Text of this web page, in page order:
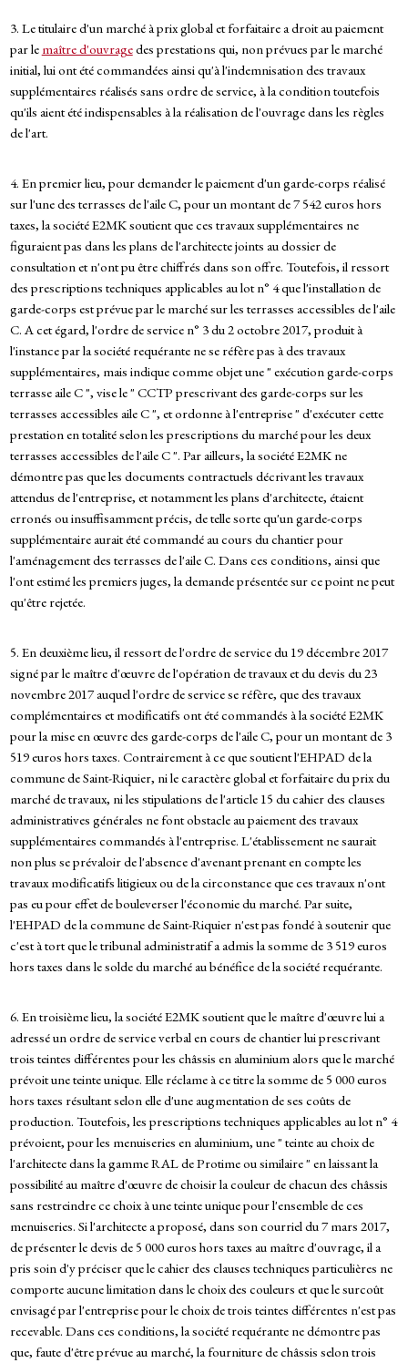
3. Le titulaire d'un marché à prix global et forfaitaire a droit au paiement
par le maître d'ouvragedes prestations qui, non prévues par le marché
initial, lui ont été commandées ainsi qu'à l'indemnisation des travaux
supplémentaires réalisés sans ordre de service, à la condition toutefois
qu'ils aient été indispensables à la réalisation de l'ouvrage dans les règles
de l'art.
4. En premier lieu, pour demander le paiement d'un garde-corps réalisé
sur l'une des terrasses de l'aile C, pour un montant de 7 542 euros hors
taxes, la société E2MK soutient que ces travaux supplémentaires ne
figuraient pas dans les plans de l'architecte joints au dossier de
consultation et n'ont pu être chiffrés dans son offre. Toutefois, il ressort
des prescriptions techniques applicables au lot n° 4 que l'installation de
garde-corps est prévue par le marché sur les terrasses accessibles de l'aile
C. A cet égard, l'ordre de service n° 3 du 2 octobre 2017, produit à
l'instance par la société requérante ne se réfère pas à des travaux
supplémentaires, mais indique comme objet une " exécution garde-corps
terrasse aile C ", vise le " CCTP prescrivant des garde-corps sur les
terrasses accessibles aile C ", et ordonne à l'entreprise " d'exécuter cette
prestation en totalité selon les prescriptions du marché pour les deux
terrasses accessibles de l'aile C ". Par ailleurs, la société E2MK ne
démontre pas que les documents contractuels décrivant les travaux
attendus de l'entreprise, et notamment les plans d'architecte, étaient
erronés ou insuffisamment précis, de telle sorte qu'un garde-corps
supplémentaire aurait été commandé au cours du chantier pour
l'aménagement des terrasses de l'aile C. Dans ces conditions, ainsi que
l'ont estimé les premiers juges, la demande présentée sur ce point ne peut
qu'être rejetée.
5. En deuxième lieu, il ressort de l'ordre de service du 19 décembre 2017
signé par le maître d'œuvre de l'opération de travaux et du devis du 23
novembre 2017 auquel l'ordre de service se réfère, que des travaux
complémentaires et modificatifs ont été commandés à la société E2MK
pour la mise en œuvre des garde-corps de l'aile C, pour un montant de 3
519 euros hors taxes. Contrairement à ce que soutient l'EHPAD de la
commune de Saint-Riquier, ni le caractère global et forfaitaire du prix du
marché de travaux, ni les stipulations de l'article 15 du cahier des clauses
administratives générales ne font obstacle au paiement des travaux
supplémentaires commandés à l'entreprise. L'établissement ne saurait
non plus se prévaloir de l'absence d'avenant prenant en compte les
travaux modificatifs litigieux ou de la circonstance que ces travaux n'ont
pas eu pour effet de bouleverser l'économie du marché. Par suite,
l'EHPAD de la commune de Saint-Riquier n'est pas fondé à soutenir que
c'est à tort que le tribunal administratif a admis la somme de 3 519 euros
hors taxes dans le solde du marché au bénéfice de la société requérante.
6. En troisième lieu, la société E2MK soutient que le maître d'œuvre lui a
adressé un ordre de service verbal en cours de chantier lui prescrivant
trois teintes différentes pour les châssis en aluminium alors que le marché
prévoit une teinte unique. Elle réclame à ce titre la somme de 5 000 euros
hors taxes résultant selon elle d'une augmentation de ses coûts de
production. Toutefois, les prescriptions techniques applicables au lot n° 4
prévoient, pour les menuiseries en aluminium, une " teinte au choix de
l'architecte dans la gamme RAL de Protime ou similaire " en laissant la
possibilité au maître d'œuvre de choisir la couleur de chacun des châssis
sans restreindre ce choix à une teinte unique pour l'ensemble de ces
menuiseries. Si l'architecte a proposé, dans son courriel du 7 mars 2017,
de présenter le devis de 5 000 euros hors taxes au maître d'ouvrage, il a
pris soin d'y préciser que le cahier des clauses techniques particulières ne
comporte aucune limitation dans le choix des couleurs et que le surcoût
envisagé par l'entreprise pour le choix de trois teintes différentes n'est pas
recevable. Dans ces conditions, la société requérante ne démontre pas
que, faute d'être prévue au marché, la fourniture de châssis selon trois